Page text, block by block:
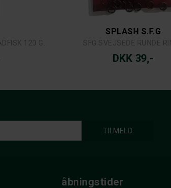
SPLASH S.F.G
DKK 39,-
åbningstider